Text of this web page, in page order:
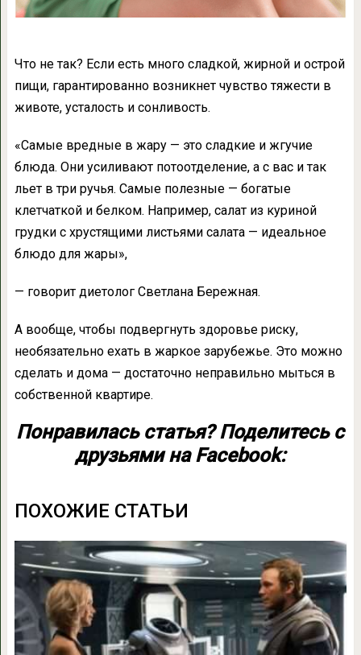
Что не так? Если есть много сладкой, жирной и острой
пищи, гарантированно возникнет чувство тяжести в
животе, усталость и сонливость.
«Самые вредные в жару — это сладкие и жгучие
блюда. Они усиливают потоотделение, а с вас и так
льет в три ручья. Самые полезные — богатые
клетчаткой и белком. Например, салат из куриной
грудки с хрустящими листьями салата — идеальное
блюдо для жары»,
— говорит диетолог Светлана Бережная.
А вообще, чтобы подвергнуть здоровье риску,
необязательно ехать в жаркое зарубежье. Это можно
сделать и дома — достаточно неправильно мыться в
собственной квартире.
Понравилась статья? Поделитесь с
друзьями на Facebook:
ПОХОЖИЕ СТАТЬИ